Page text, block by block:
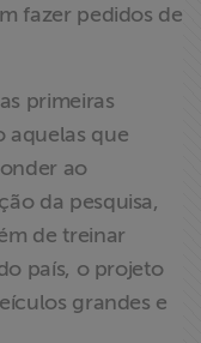
fazer pedidos de
primeiras
aquelas que
ao
da pesquisa,
de treinar
país, o projeto
grandes e